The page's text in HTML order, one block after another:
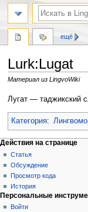
Lurk:Lugat
Материал из LingvoWiki
Перейти
навигации
Перейти
поиску
Лугат — таджикский
Категория:
Действия на странице
Статья
Обсуждение
Просмотр кода
История
ещё
Персональные
Войти